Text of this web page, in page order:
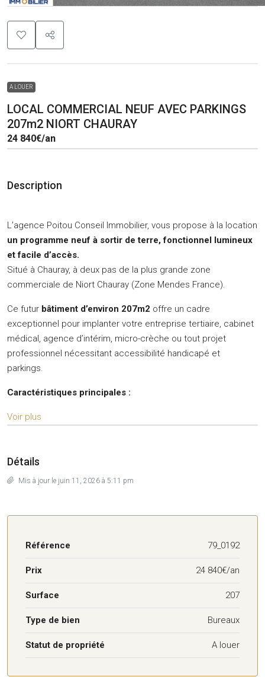
A LOUER
LOCAL COMMERCIAL NEUF AVEC PARKINGS
207m2 NIORT CHAURAY
24 840€/an
Description
L’agence Poitou Conseil Immobilier, vous propose à la location
un programme neuf à sortir de terre, fonctionnel lumineux
et facile d’accès.
Situé à Chauray, à deux pas de la plus grande zone
commerciale de Niort Chauray (Zone Mendes France).
Ce futur bâtiment d’environ 207m2 offre un cadre
exceptionnel pour implanter votre entreprise tertiaire, cabinet
médical, agence d’intérim, micro-crèche ou tout projet
professionnel nécessitant accessibilité handicapé et
parkings.
Caractéristiques principales :
Voir plus
Détails
Mis à jour le juin 11, 2026 à 5:11 pm
Référence 79_0192
Prix 24 840€/an
Surface 207
Type de bien Bureaux
Statut de propriété A louer